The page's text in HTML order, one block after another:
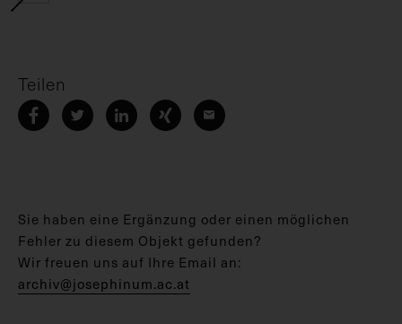
Teilen
Sie haben eine Ergänzung oder einen möglichen
Fehler zu diesem Objekt gefunden?
Wir freuen uns auf Ihre Email an:
archiv@josephinum.ac.at